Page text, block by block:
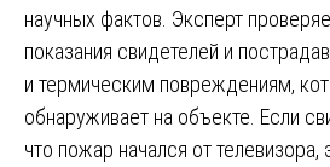
научных фактов. Эксперт
показания свидетелей и
и термическим повреждениям,
обнаруживает на объекте. Если
что пожар начался от телевизора,